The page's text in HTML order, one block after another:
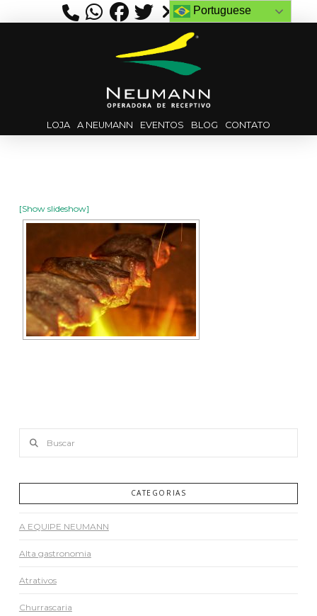
LOJA A NEUMANN EVENTOS BLOG CONTATO
[Show slideshow]
CATEGORIAS
A EQUIPE NEUMANN
Alta gastronomia
Atrativos
Churrascaria
Portuguese